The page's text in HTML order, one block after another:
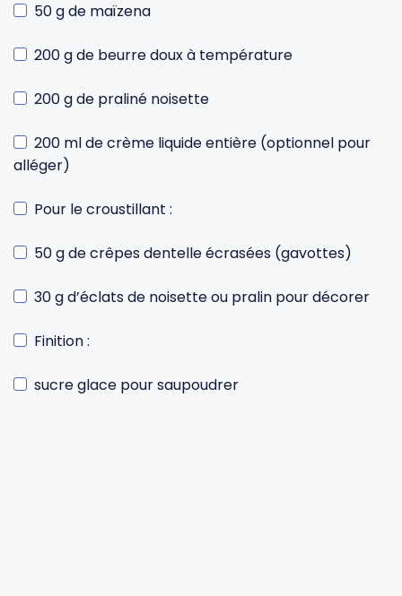
50 g de maïzena
200 g de beurre doux à température
200 g de praliné noisette
200 ml de crème liquide entière (optionnel pour
alléger)
Pour le croustillant :
50 g de crêpes dentelle écrasées (gavottes)
30 g d’éclats de noisette ou pralin pour décorer
Finition :
sucre glace pour saupoudrer